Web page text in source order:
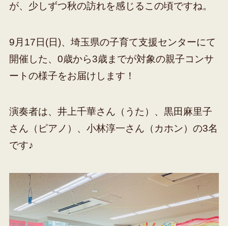
が、少しずつ秋の訪れを感じるこの頃ですね。
9月17日(日)、埼玉県の子育て支援センターにて
開催した、0歳から3歳までが対象の親子コンサ
ートの様子をお届けします！
演奏者は、井上千華さん（うた）、黒田麻里子
さん（ピアノ）、小林淳一さん（カホン）の3名
です♪